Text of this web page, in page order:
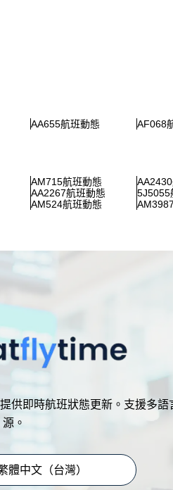
AA655航班動態 AF068
AM715航班動態
AA2267航班動態 5J5055
AM524航班動態
即時航班狀態更新。支援多語
源。
體中文（台灣）